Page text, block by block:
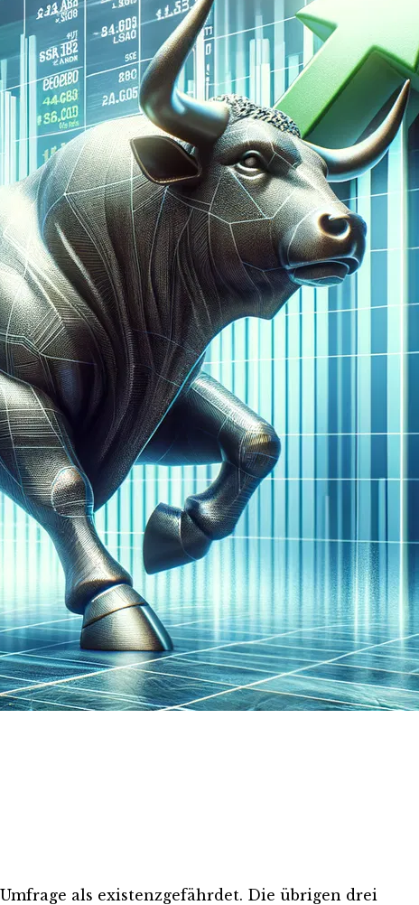
als existenzgefährdet. Die übrigen drei